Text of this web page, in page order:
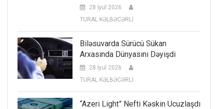
28 İyul 2026
TURAL KƏLBƏCƏRLİ
Biləsuvarda Sürücü Sükan
Arxasında Dünyasını Dəyişdi
28 İyul 2026
TURAL KƏLBƏCƏRLİ
“Azeri Light” Nefti Kəskin Ucuzlaşdı